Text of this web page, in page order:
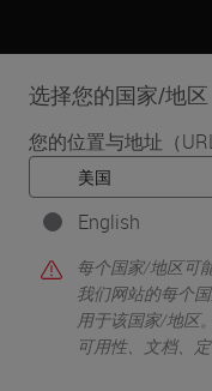
选择您的国家/地区
您的位置与地址（
English
每个国家/地区可
我们网站的每个
用于该国家/地区
可用性、文档、定
首页 • Knowledge